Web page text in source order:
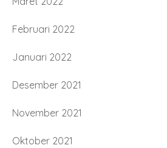
Februari 2022
Januari 2022
Desember 2021
November 2021
Oktober 2021